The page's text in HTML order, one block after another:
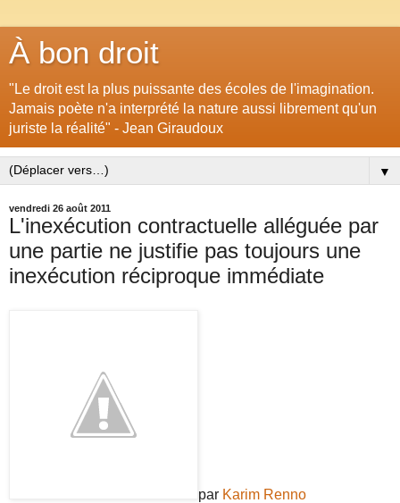
À bon droit
"Le droit est la plus puissante des écoles de l'imagination.
Jamais poète n'a interprété la nature aussi librement qu'un
juriste la réalité" - Jean Giraudoux
▼
vendredi 26 août 2011
L'inexécution contractuelle alléguée par
une partie ne justifie pas toujours une
inexécution réciproque immédiate
par Karim Renno